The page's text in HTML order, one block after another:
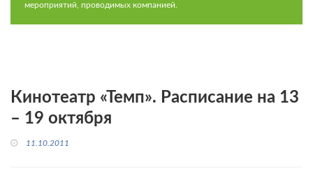
мероприятий, проводимых компанией.
Кинотеатр «Темп». Расписание на 13
– 19 октября
11.10.2011